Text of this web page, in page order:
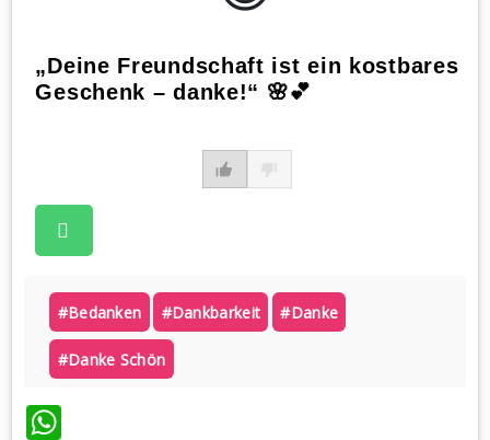
„Deine Freundschaft ist ein kostbares
Geschenk – danke!“ 🌸💕
#bedanken #dankbarkeit #danke
#danke Schön
WhatsApp